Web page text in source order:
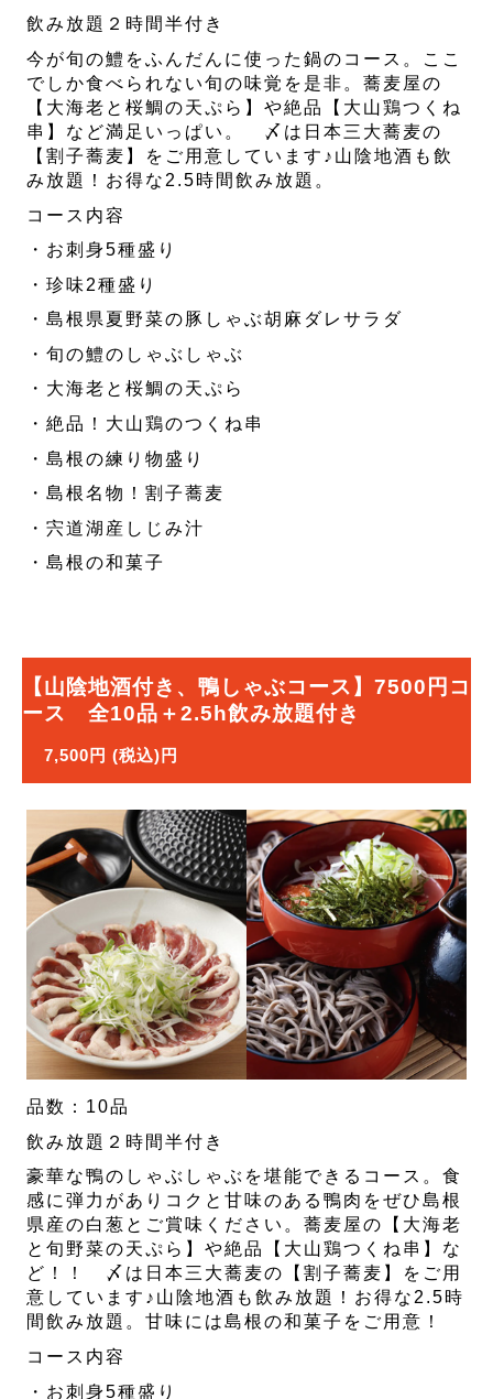
飲み放題２時間半付き
今が旬の鱧をふんだんに使った鍋のコース。ここ
でしか食べられない旬の味覚を是非。蕎麦屋の
【大海老と桜鯛の天ぷら】や絶品【大山鶏つくね
串】など満足いっぱい。 〆は日本三大蕎麦の
【割子蕎麦】をご用意しています♪山陰地酒も飲
み放題！お得な2.5時間飲み放題。
コース内容
・お刺身5種盛り
・珍味2種盛り
・島根県夏野菜の豚しゃぶ胡麻ダレサラダ
・旬の鱧のしゃぶしゃぶ
・大海老と桜鯛の天ぷら
・絶品！大山鶏のつくね串
・島根の練り物盛り
・島根名物！割子蕎麦
・宍道湖産しじみ汁
・島根の和菓子
【山陰地酒付き、鴨しゃぶコース】7500円コ
ース 全10品＋2.5h飲み放題付き
7,500円 (税込)円
品数：10品
飲み放題２時間半付き
豪華な鴨のしゃぶしゃぶを堪能できるコース。食
感に弾力がありコクと甘味のある鴨肉をぜひ島根
県産の白葱とご賞味ください。蕎麦屋の【大海老
と旬野菜の天ぷら】や絶品【大山鶏つくね串】な
ど！！ 〆は日本三大蕎麦の【割子蕎麦】をご用
意しています♪山陰地酒も飲み放題！お得な2.5時
間飲み放題。甘味には島根の和菓子をご用意！
コース内容
・お刺身5種盛り